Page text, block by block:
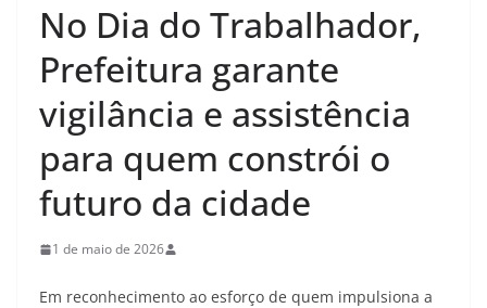
No Dia do Trabalhador,
Prefeitura garante
vigilância e assistência
para quem constrói o
futuro da cidade
1 de maio de 2026
Em reconhecimento ao esforço de quem impulsiona a